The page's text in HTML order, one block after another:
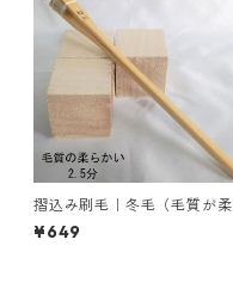
摺込み刷毛｜冬毛（毛質が柔
らかい）2.5分
¥649